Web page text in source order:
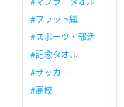
#フラット織
#スポーツ・部活
#記念タオル
#サッカー
#高校